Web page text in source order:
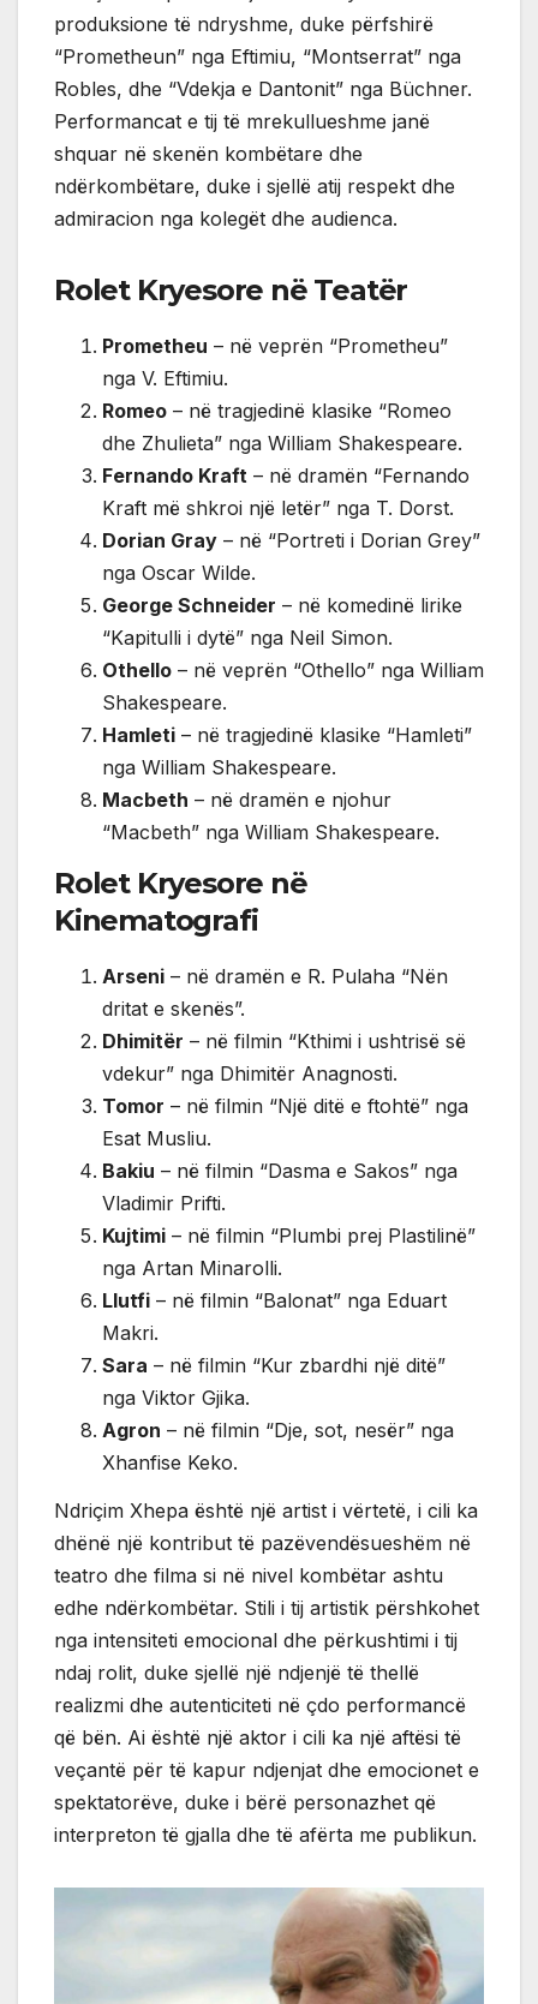
produksione të ndryshme, duke përfshirë
“Prometheun” nga Eftimiu, “Montserrat” nga
Robles, dhe “Vdekja e Dantonit” nga Büchner.
Performancat e tij të mrekullueshme janë
shquar në skenën kombëtare dhe
ndërkombëtare, duke i sjellë atij respekt dhe
admiracion nga kolegët dhe audienca.
Rolet Kryesore në Teatër
Prometheu – në veprën “Prometheu”
nga V. Eftimiu.
Romeo – në tragjedinë klasike “Romeo
dhe Zhulieta” nga William Shakespeare.
Fernando Kraft – në dramën “Fernando
Kraft më shkroi një letër” nga T. Dorst.
Dorian Gray – në “Portreti i Dorian Grey”
nga Oscar Wilde.
George Schneider – në komedinë lirike
“Kapitulli i dytë” nga Neil Simon.
Othello – në veprën “Othello” nga William
Shakespeare.
Hamleti – në tragjedinë klasike “Hamleti”
nga William Shakespeare.
Macbeth – në dramën e njohur
“Macbeth” nga William Shakespeare.
Rolet Kryesore në
Kinematografi
Arseni – në dramën e R. Pulaha “Nën
dritat e skenës”.
Dhimitër – në filmin “Kthimi i ushtrisë së
vdekur” nga Dhimitër Anagnosti.
Tomor – në filmin “Një ditë e ftohtë” nga
Esat Musliu.
Bakiu – në filmin “Dasma e Sakos” nga
Vladimir Prifti.
Kujtimi – në filmin “Plumbi prej Plastilinë”
nga Artan Minarolli.
Llutfi – në filmin “Balonat” nga Eduart
Makri.
Sara – në filmin “Kur zbardhi një ditë”
nga Viktor Gjika.
Agron – në filmin “Dje, sot, nesër” nga
Xhanfise Keko.
Ndriçim Xhepa është një artist i vërtetë, i cili ka
dhënë një kontribut të pazëvendësueshëm në
teatro dhe filma si në nivel kombëtar ashtu
edhe ndërkombëtar. Stili i tij artistik përshkohet
nga intensiteti emocional dhe përkushtimi i tij
ndaj rolit, duke sjellë një ndjenjë të thellë
realizmi dhe autenticiteti në çdo performancë
që bën. Ai është një aktor i cili ka një aftësi të
veçantë për të kapur ndjenjat dhe emocionet e
spektatorëve, duke i bërë personazhet që
interpreton të gjalla dhe të afërta me publikun.